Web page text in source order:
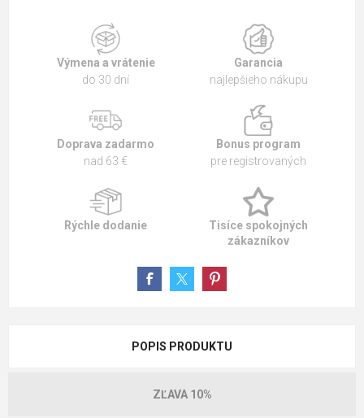
Výmena a vrátenie
do 30 dní
Garancia
najlepšieho nákupu
Doprava zadarmo
nad 63 €
Bonus program
pre registrovaných
Rýchle dodanie
Tisíce spokojných
zákazníkov
POPIS PRODUKTU
ZĽAVA 10%